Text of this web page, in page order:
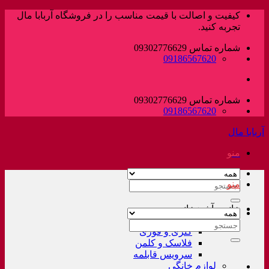
پرش
کیفیت و اصالت با قیمت مناسب را در فروشگاه آربابا مال
تجربه کنید.
شماره تماس 09302776629
09186567620
شماره تماس 09302776629
09186567620
آربابا مال
منو
جستجو
خانه و آشپزخانه
لوازم خانگی غیر برقی
کتری و قوری
فلاسک و کلمن
سرویس قابلمه
لوازم خانگی
منو
جستجو